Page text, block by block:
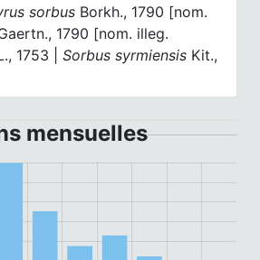
sorbus Borkh., 1790 [nom.
1790 [nom. illeg.
1753 |Sorbus syrmiensis Kit.,
mensuelles